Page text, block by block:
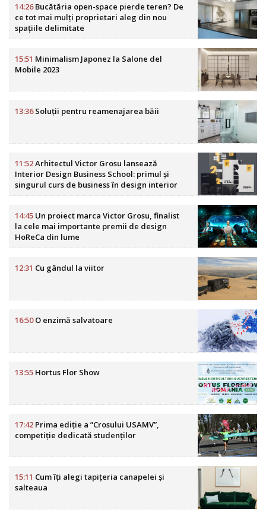
14:26Bucătăria open-space pierde teren? De
ce tot mai mulți proprietari aleg din nou
spațiile delimitate
15:51 Minimalism Japonez la Salone del
Mobile 2023
13:36Soluții pentru reamenajarea băii
11:52Arhitectul Victor Grosu lansează
Interior Design Business School: primul și
singurul curs de business în design interior
din România
14:45 Un proiect marca Victor Grosu, finalist
la cele mai importante premii de design
HoReCa din lume
12:31 Cu gândul la viitor
16:50O enzimă salvatoare
13:55 Hortus Flor Show
17:42 Prima ediție a ”Crosului USAMV”,
competiție dedicată studenților
15:11 Cum îți alegi tapițeria canapelei și
salteaua